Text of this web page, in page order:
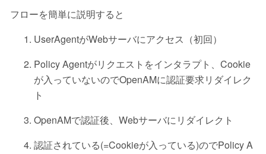
フローを簡単に説明すると
UserAgentがWebサーバにアクセス（初回）
Policy Agentがリクエストをインタラプト、Cookie
が入っていないのでOpenAMに認証要求リダイレク
ト
OpenAMで認証後、Webサーバにリダイレクト
認証されている(=Cookieが入っている)のでPolicy A